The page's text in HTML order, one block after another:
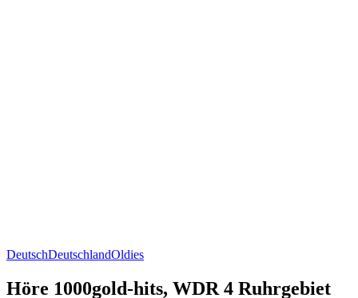
DeutschDeutschlandOldies
Höre 1000gold-hits, WDR 4 Ruhrgebiet